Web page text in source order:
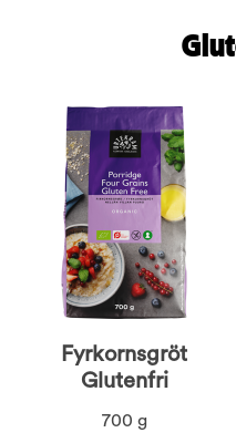
Fyrkornsgröt
Glutenfri
700 g